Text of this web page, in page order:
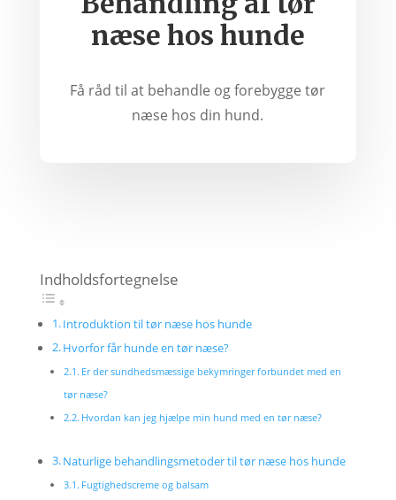
næse hos hunde
Få råd til at behandle og forebygge tør
næse hos din hund.
Indholdsfortegnelse
Introduktion til tør næse hos hunde
Hvorfor får hunde en tør næse?
Er der sundhedsmæssige bekymringer forbundet med en
tør næse?
Hvordan kan jeg hjælpe min hund med en tør næse?
Naturlige behandlingsmetoder til tør næse hos hunde
Fugtighedscreme og balsam